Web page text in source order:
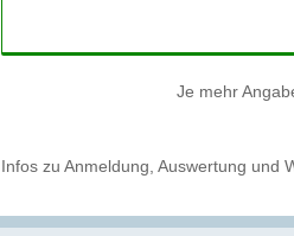
Je mehr
Infos zu Anmeldung, Auswertung und